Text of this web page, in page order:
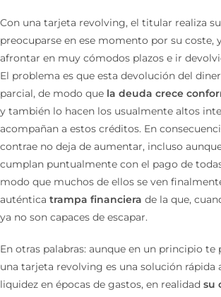
Con una tarjeta revolving, el titular realiza
preocuparse en ese momento por su coste,
afrontar en muy cómodos plazos e ir
El problema es que esta devolución del
parcial, de modo que la deuda crece
y también lo hacen los usualmente altos
acompañan a estos créditos. En
contrae no deja de aumentar, incluso
cumplan puntualmente con el pago de
modo que muchos de ellos se ven
auténtica trampa financiera de la que,
ya no son capaces de escapar.
En otras palabras: aunque en un principio te
una tarjeta revolving es una solución rápida
liquidez en épocas de gastos, en realidad su